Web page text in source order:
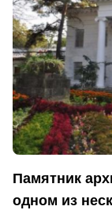
Памятник
одном из